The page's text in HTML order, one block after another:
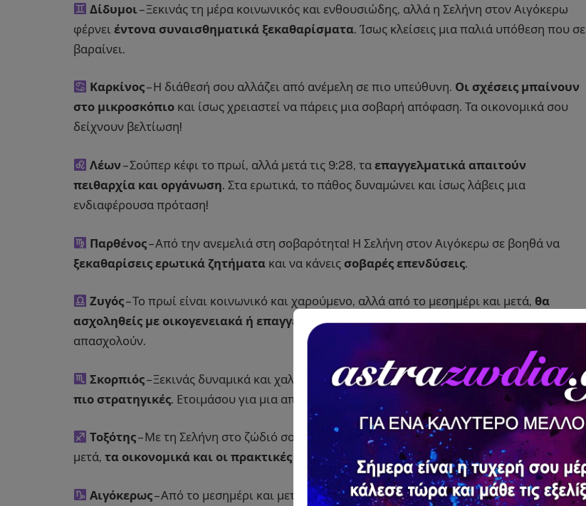
Δίδυμοι– Ξεκινάς τη μέρα κοινωνικός και ενθουσιώδης, αλλά η Σελήνη στον Αιγόκερω
φέρνει έντονα συναισθηματικά ξεκαθαρίσματα. Ίσως κλείσεις μια παλιά υπόθεση που σε
βαραίνει.
Καρκίνος– Η διάθεσή σου αλλάζει από ανέμελη σε πιο υπεύθυνη. Οι σχέσεις μπαίνουν
στο μικροσκόπιο και ίσως χρειαστεί να πάρεις μια σοβαρή απόφαση. Τα οικονομικά σου
δείχνουν βελτίωση!
Λέων – Σούπερ κέφι το πρωί, αλλά μετά τις 9:28, τα επαγγελματικά απαιτούν
πειθαρχία και οργάνωση. Στα ερωτικά, το πάθος δυναμώνει και ίσως λάβεις μια
ενδιαφέρουσα πρόταση!
Παρθένος– Από την ανεμελιά στη σοβαρότητα! Η Σελήνη στον Αιγόκερω σε βοηθά να
ξεκαθαρίσεις ερωτικά ζητήματα και να κάνεις σοβαρές επενδύσεις.
Ζυγός– Το πρωί είναι κοινωνικό και χαρούμενο, αλλά από το μεσημέρι και μετά, θα
ασχοληθείς με οικογενειακά ή επαγγελματικά ζητήματα. Σχέσεις από το παρελθόν σε
απασχολούν.
Σκορπιός– Ξεκινάς δυναμικά και χαλαρά, αλλά μετά τις 9:28,οι σκέψεις σου γίνονται
πιο στρατηγικές. Ετοιμάσου για μια αποκάλυψη στα αισθηματικά!
Τοξότης– Με τη Σελήνη στο ζώδιό σου νιώθεις φουλ ενέργεια, αλλά από το μεσημέρι και
μετά, τα οικονομικά και οι πρακτικές υποχρεώσεις απαιτούν προσοχή.
Αιγόκερως– Από το μεσημέρι και μετά, με τη Σελήνη στο ζώδιό σου,παίρνεις τα ηνία